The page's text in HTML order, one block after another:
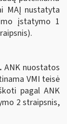
MAĮ nustatyta
įstatymo 1
ANK nuostatos
VMI teisė
pagal ANK
2 straipsnis,